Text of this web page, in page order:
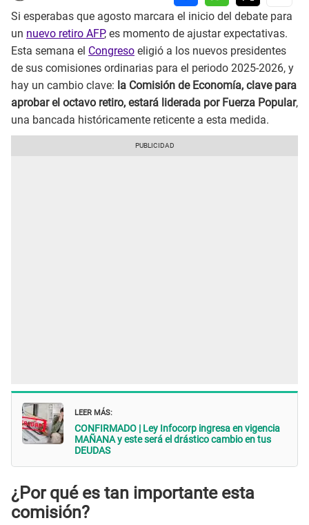
Si esperabas que agosto marcara el inicio del debate para
un nuevo retiro AFP, es momento de ajustar expectativas.
Esta semana el Congreso eligió a los nuevos presidentes
de sus comisiones ordinarias para el periodo 2025-2026, y
hay un cambio clave: la Comisión de Economía, clave para
aprobar el octavo retiro, estará liderada por Fuerza Popular,
una bancada históricamente reticente a esta medida.
LEER MÁS:
CONFIRMADO | Ley Infocorp ingresa en vigencia
MAÑANA y este será el drástico cambio en tus
DEUDAS
¿Por qué es tan importante esta
comisión?